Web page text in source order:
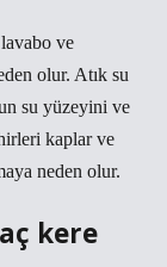
ve
olur. Atık su
su yüzeyini ve
kaplar ve
neden olur.
kere